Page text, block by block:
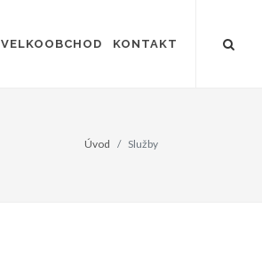
VELKOOBCHOD KONTAKT
Úvod Služby